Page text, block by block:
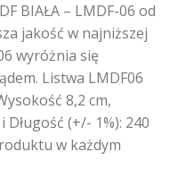
BIAŁA – LMDF-06 od
jakość w najniższej
wyróżnia się
Listwa LMDF06
8,2 cm,
Długość (+/- 1%): 240
w każdym